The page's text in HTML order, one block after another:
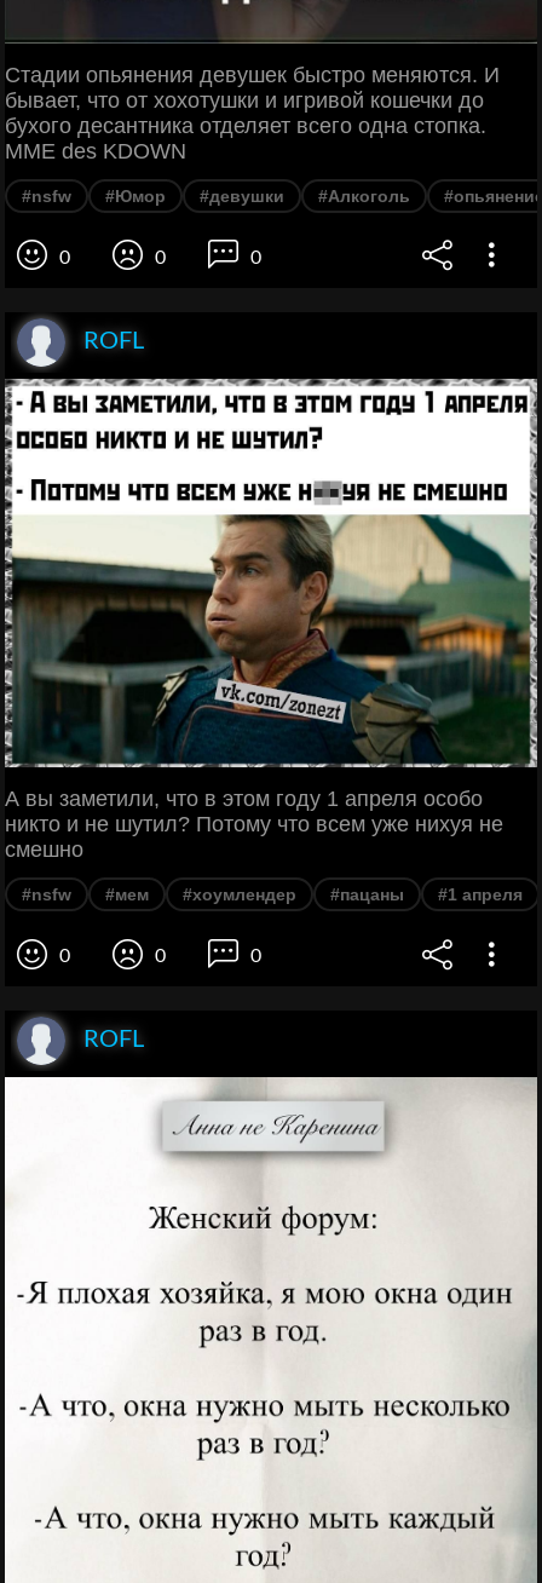
Стадии опьянения девушек быстро меняются. И
бывает, что от хохотушки и игривой кошечки до
бухого десантника отделяет всего одна стопка.
MME des KDOWN
#nsfw #Юмор #девушки #Алкоголь
0 0 0
ROFL
А вы заметили, что в этом году 1 апреля особо
никто и не шутил? Потому что всем уже нихуя не
смешно
#nsfw #мем #хоумлендер #пацаны #1 апреля
0 0 0
ROFL